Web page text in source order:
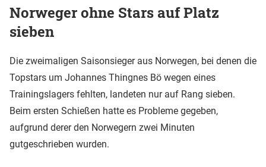
Norweger ohne Stars auf Platz
sieben
Die zweimaligen Saisonsieger aus Norwegen, bei denen die
Topstars um Johannes Thingnes Bö wegen eines
Trainingslagers fehlten, landeten nur auf Rang sieben.
Beim ersten Schießen hatte es Probleme gegeben,
aufgrund derer den Norwegern zwei Minuten
gutgeschrieben wurden.